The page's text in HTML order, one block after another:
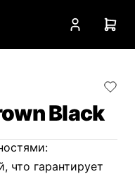
Black
что гарантирует